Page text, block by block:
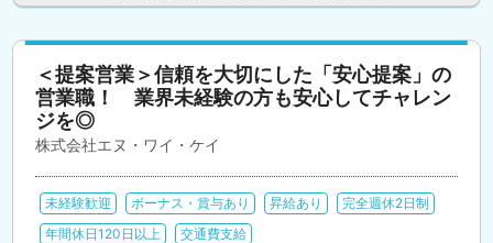
＜提案営業＞信頼を大切にした「安心提案」の
営業職！ 業界未経験の方も安心してチャレン
ジを◎
株式会社エヌ・ワイ・ケイ
未経験歓迎 ボーナス・賞与あり 昇給あり
完全週休2日制
年間休日120日以上
交通費支給